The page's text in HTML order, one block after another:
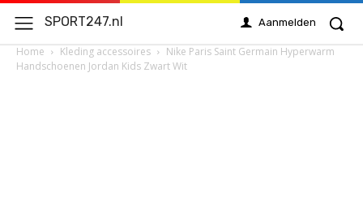
SPORT247.nl Aanmelden
Home Kleding accessoires
Nike Paris Saint Germain Hyperwarm
Handschoenen Jordan Kids Zwart Wit